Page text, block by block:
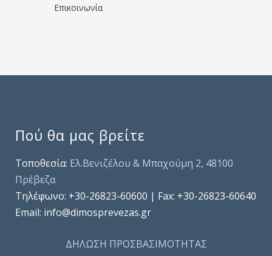
Επικοινωνία
Πού θα μας βρείτε
Τοποθεσία: Ελ.Βενιζέλου & Μπαχούμη 2, 48100
Πρέβεζα
Τηλέφωνo: +30-26823-60600 | Fax: +30-26823-60640
Email: info@dimosprevezas.gr
ΔΗΛΩΣΗ ΠΡΟΣΒΑΣΙΜΟΤΗΤΑΣ